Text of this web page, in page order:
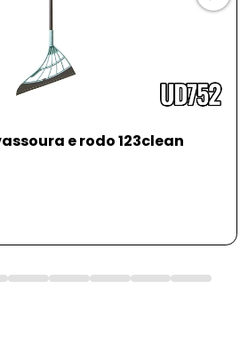
Gancho adesivo de parede